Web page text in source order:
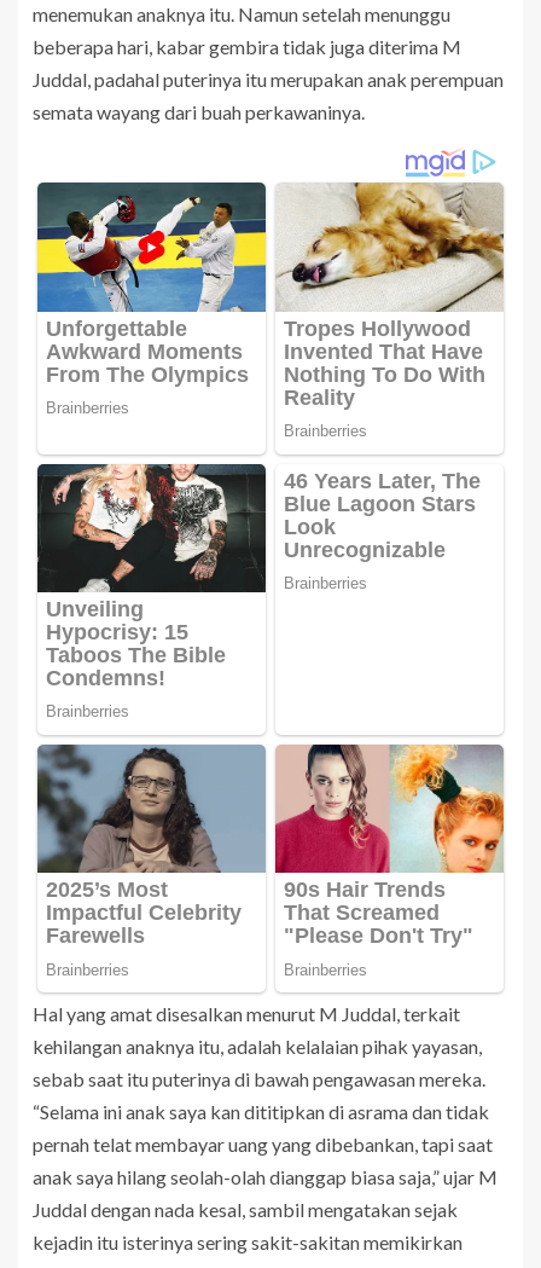
menemukan anaknya itu. Namun setelah menunggu
beberapa hari, kabar gembira tidak juga diterima M
Juddal, padahal puterinya itu merupakan anak perempuan
semata wayang dari buah perkawaninya.
Hal yang amat disesalkan menurut M Juddal, terkait
kehilangan anaknya itu, adalah kelalaian pihak yayasan,
sebab saat itu puterinya di bawah pengawasan mereka.
“Selama ini anak saya kan dititipkan di asrama dan tidak
pernah telat membayar uang yang dibebankan, tapi saat
anak saya hilang seolah-olah dianggap biasa saja,” ujar M
Juddal dengan nada kesal, sambil mengatakan sejak
kejadin itu isterinya sering sakit-sakitan memikirkan